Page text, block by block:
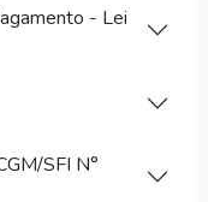
- Lei
SFI N°